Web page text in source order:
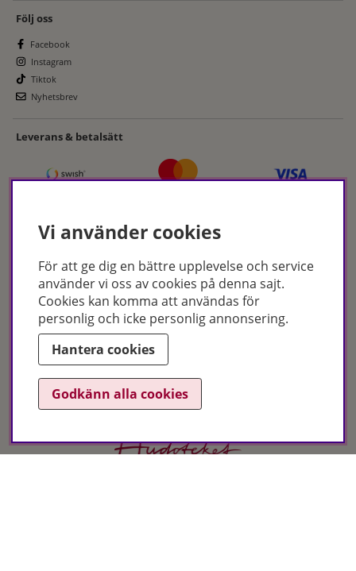
Följ oss
Facebook
Instagram
Tiktok
Nyhetsbrev
Leverans & betalsätt
Certifikat
Vi använder cookies
För att ge dig en bättre upplevelse och service
använder vi oss av cookies på denna sajt.
Cookies kan komma att användas för
personlig och icke personlig annonsering.
Hantera cookies
Godkänn alla cookies